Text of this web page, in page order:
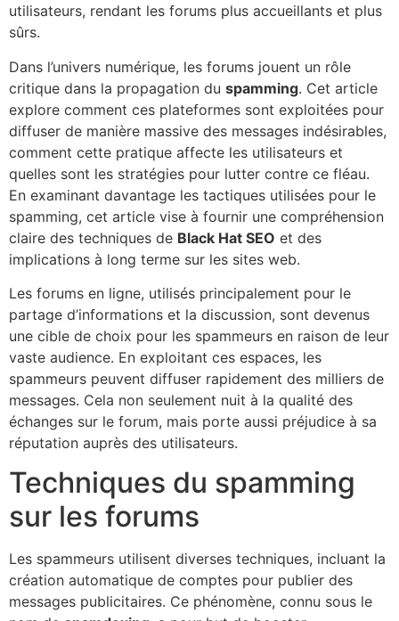
utilisateurs, rendant les forums plus accueillants et plus
sûrs.
Dans l’univers numérique, les forums jouent un rôle
critique dans la propagation du spamming. Cet article
explore comment ces plateformes sont exploitées pour
diffuser de manière massive des messages indésirables,
comment cette pratique affecte les utilisateurs et
quelles sont les stratégies pour lutter contre ce fléau.
En examinant davantage les tactiques utilisées pour le
spamming, cet article vise à fournir une compréhension
claire des techniques de Black Hat SEO et des
implications à long terme sur les sites web.
Les forums en ligne, utilisés principalement pour le
partage d’informations et la discussion, sont devenus
une cible de choix pour les spammeurs en raison de leur
vaste audience. En exploitant ces espaces, les
spammeurs peuvent diffuser rapidement des milliers de
messages. Cela non seulement nuit à la qualité des
échanges sur le forum, mais porte aussi préjudice à sa
réputation auprès des utilisateurs.
Techniques du spamming
sur les forums
Les spammeurs utilisent diverses techniques, incluant la
création automatique de comptes pour publier des
messages publicitaires. Ce phénomène, connu sous le